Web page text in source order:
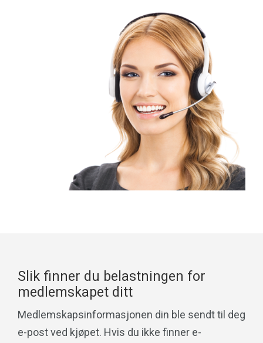
Slik finner du belastningen for
medlemskapet ditt
Medlemskapsinformasjonen din ble sendt til deg
e-post ved kjøpet. Hvis du ikke finner e-